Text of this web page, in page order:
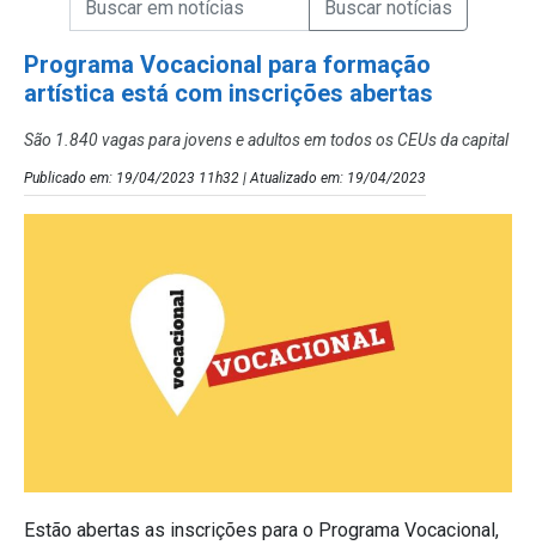
Programa Vocacional para formação
artística está com inscrições abertas
São 1.840 vagas para jovens e adultos em todos os CEUs da capital
Publicado em: 19/04/2023 11h32 | Atualizado em: 19/04/2023
Estão abertas as inscrições para o Programa Vocacional,